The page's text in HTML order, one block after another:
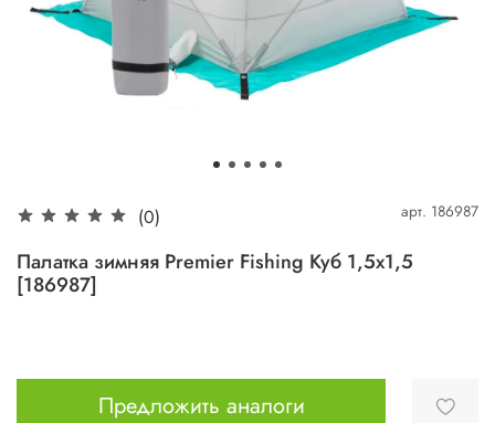
(0) арт. 186987
Палатка зимняя Premier Fishing Куб 1,5х1,5
[186987]
Предложить аналоги